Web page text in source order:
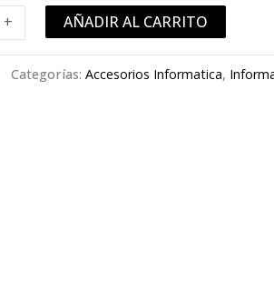
+ AÑADIR AL CARRITO
Categorías:Accesorios Informatica,